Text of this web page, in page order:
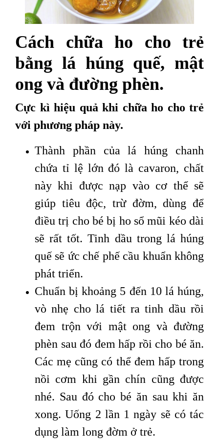
Cách chữa ho cho trẻ
bằng lá húng quế, mật
ong và đường phèn.
Cực kì hiệu quả khi chữa ho cho trẻ
với phương pháp này.
Thành phần của lá húng chanh
chứa tỉ lệ lớn đó là cavaron, chất
này khi được nạp vào cơ thể sẽ
giúp tiêu độc, trừ đờm, dùng để
điều trị cho bé bị ho sổ mũi kéo dài
sẽ rất tốt. Tinh dầu trong lá húng
quế sẽ ức chế phế cầu khuẩn không
phát triển.
Chuẩn bị khoảng 5 đến 10 lá húng,
vò nhẹ cho lá tiết ra tinh dầu rồi
đem trộn với mật ong và đường
phèn sau đó đem hấp rồi cho bé ăn.
Các mẹ cũng có thể đem hấp trong
nồi cơm khi gần chín cũng được
nhé. Sau đó cho bé ăn sau khi ăn
xong. Uống 2 lần 1 ngày sẽ có tác
dụng làm long đờm ở trẻ.